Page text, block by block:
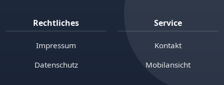
Rechtliches
Impressum
Datenschutz
Service
Kontakt
Mobilansicht